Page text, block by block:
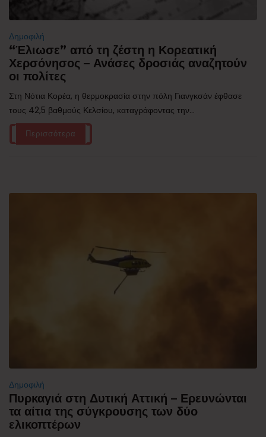
Δημοφιλή
“Έλιωσε” από τη ζέστη η Κορεατική
Χερσόνησος – Ανάσες δροσιάς αναζητούν
οι πολίτες
Στη Νότια Κορέα, η θερμοκρασία στην πόλη Γιανγκσάν έφθασε
τους 42,5 βαθμούς Κελσίου, καταγράφοντας την...
Περισσότερα
Δημοφιλή
Πυρκαγιά στη Δυτική Αττική – Ερευνώνται
τα αίτια της σύγκρουσης των δύο
ελικοπτέρων